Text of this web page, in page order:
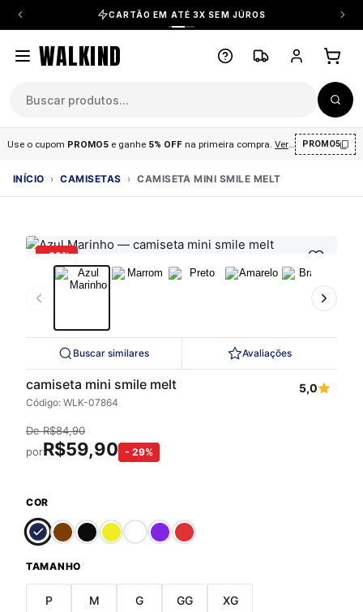
CARTÃO EM ATÉ 3X SEM JÚROS
WALKIND
Use o cupom PROMO5 e ganhe 5% OFF na primeira compra Ver condições .
PROMO5
INÍCIO › CAMISETAS › CAMISETA MINI SMILE MELT
-29%
Buscar similares Avaliações
camiseta mini smile melt
Código: WLK-07864
5,0
DeR$84,90
porR$59,90 - 29%
COR
TAMANHO
P M G GG XG